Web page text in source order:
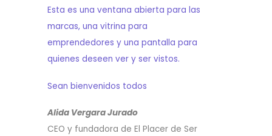
Esta es una ventana abierta para las
marcas, una vitrina para
emprendedores y una pantalla para
quienes deseen ver y ser vistos.
Sean bienvenidos todos
Alida Vergara Jurado
CEO y fundadora de El Placer de Ser